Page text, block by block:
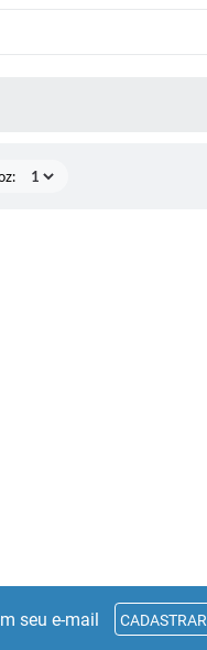
seu e-mail CADASTRAR